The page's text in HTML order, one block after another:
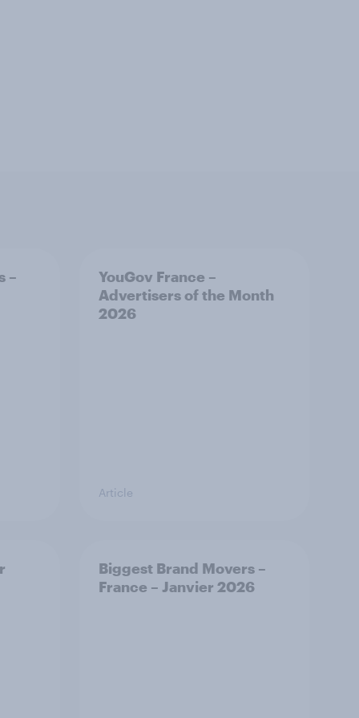
–
YouGov France –
Advertisers of the Month
2026
Article
Biggest Brand Movers –
France – Janvier 2026